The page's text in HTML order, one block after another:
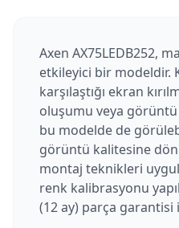
Axen AX75LEDB252,
etkileyici bir modeldir.
karşılaştığı ekran
oluşumu veya
bu modelde de
görüntü kalitesine
montaj teknikleri
renk kalibrasyonu
(12 ay) parça garantisi